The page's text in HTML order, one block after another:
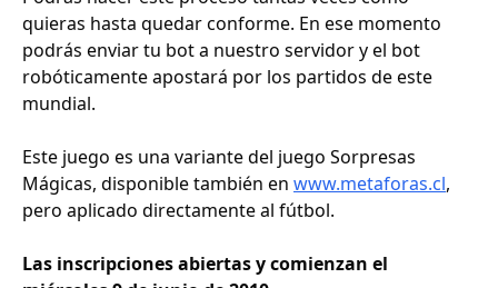
quieras hasta quedar conforme. En ese momento
podrás enviar tu bot a nuestro servidor y el bot
robóticamente apostará por los partidos de este
mundial.
Este juego es una variante del juego Sorpresas
Mágicas, disponible también en www.metaforas.cl,
pero aplicado directamente al fútbol.
Las inscripciones abiertas y comienzan el